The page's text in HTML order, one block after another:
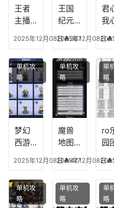
什么
模式
五
王者
主播
搭
配，
王者
最强
的主
播
2025年12月08日 367
王国
纪元
搭
配，
王国
纪元
最强
2025年12月08日
君
我
宫攻
略
君
我心
剧
文
梦幻
西游
凡，
梦幻
十二
2025年12月08日 477
单机攻
略
魔兽
地图
任务
攻
略，
魔兽
2025年12月08日
单机攻
略
ro
园
附
魔
乐
团
单
略
单机攻
略
单机攻
略
单
略